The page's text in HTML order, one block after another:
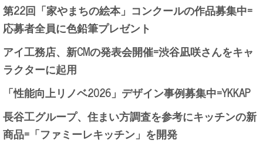
第22回「家やまちの絵本」コンクールの作品募集中=
応募者全員に色鉛筆プレゼント
アイ工務店、新CMの発表会開催=渋谷凪咲さんをキャ
ラクターに起用
「性能向上リノベ2026」デザイン事例募集中=YKKAP
長谷工グループ、住まい方調査を参考にキッチンの新
商品=「ファミーレキッチン」を開発